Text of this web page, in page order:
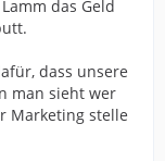
das Geld
dass unsere
man sieht wer
Marketing stelle